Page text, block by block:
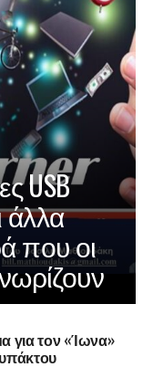
USB
άλλα
που οι
για τον «Ίωνα»